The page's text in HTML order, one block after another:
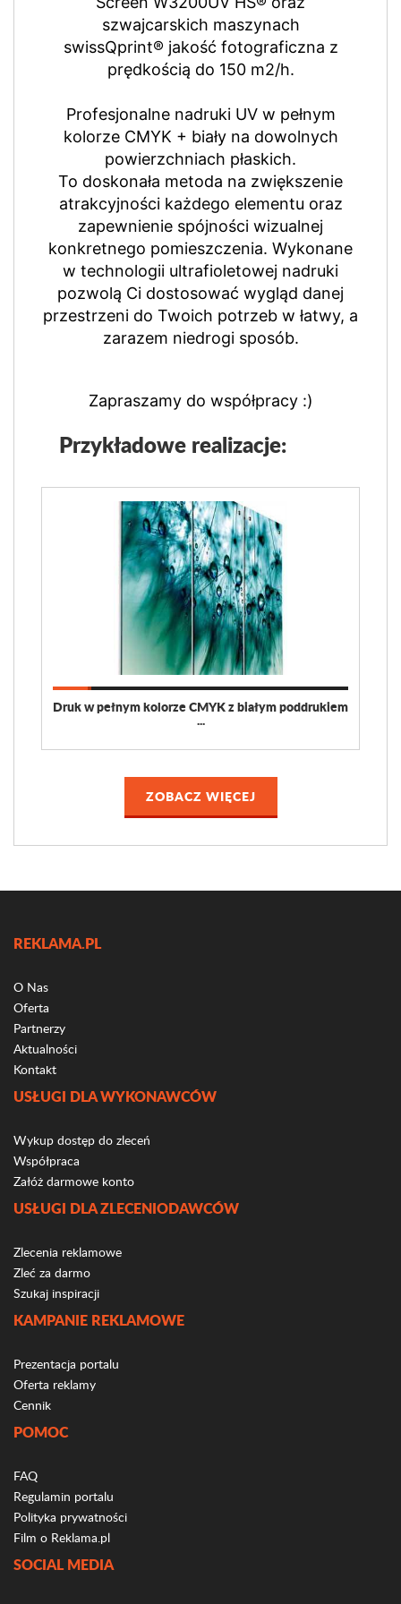
szwajcarskich maszynach
swissQprint® jakość fotograficzna z
prędkością do 150 m2/h.
Profesjonalne nadruki UV w pełnym
kolorze CMYK + biały na dowolnych
powierzchniach płaskich.
To doskonała metoda na zwiększenie
atrakcyjności każdego elementu oraz
zapewnienie spójności wizualnej
konkretnego pomieszczenia. Wykonane
w technologii ultrafioletowej nadruki
pozwolą Ci dostosować wygląd danej
przestrzeni do Twoich potrzeb w łatwy, a
zarazem niedrogi sposób.
Zapraszamy do współpracy :)
Przykładowe realizacje:
Druk w pełnym kolorze CMYK z białym poddrukiem
...
ZOBACZ WIĘCEJ
REKLAMA.PL
O Nas
Oferta
Partnerzy
Aktualności
Kontakt
USŁUGI DLA WYKONAWCÓW
Wykup dostęp do zleceń
Współpraca
Załóż darmowe konto
USŁUGI DLA ZLECENIODAWCÓW
Zlecenia reklamowe
Zleć za darmo
Szukaj inspiracji
KAMPANIE REKLAMOWE
Prezentacja portalu
Oferta reklamy
Cennik
POMOC
FAQ
Regulamin portalu
Polityka prywatności
Film o Reklama.pl
SOCIAL MEDIA